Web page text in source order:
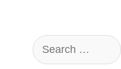
Search
for: